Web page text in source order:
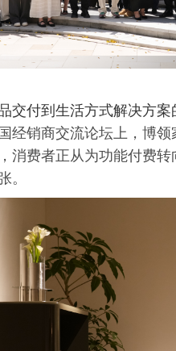
交付到生活方式解决方案
经销商交流论坛上，博
消费者正从为功能付费
。